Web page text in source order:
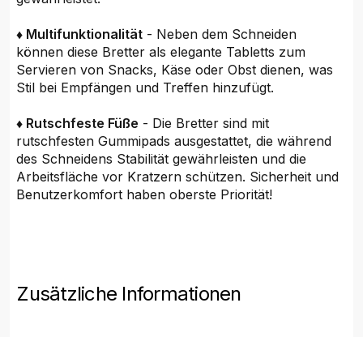
♦ Multifunktionalität - Neben dem Schneiden
können diese Bretter als elegante Tabletts zum
Servieren von Snacks, Käse oder Obst dienen, was
Stil bei Empfängen und Treffen hinzufügt.
♦ Rutschfeste Füße - Die Bretter sind mit
rutschfesten Gummipads ausgestattet, die während
des Schneidens Stabilität gewährleisten und die
Arbeitsfläche vor Kratzern schützen. Sicherheit und
Benutzerkomfort haben oberste Priorität!
Zusätzliche Informationen